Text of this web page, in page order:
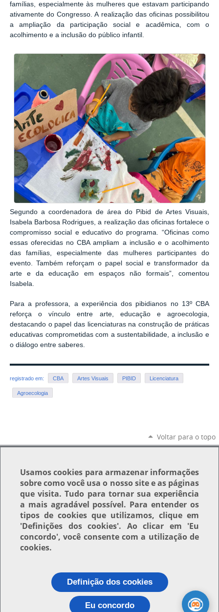
famílias, especialmente às mulheres que estavam participando
ativamente do Congresso. A realização das oficinas possibilitou
a ampliação da participação social e acadêmica, com o
acolhimento e a inclusão do público infantil.
Segundo a coordenadora de área do Pibid de Artes Visuais,
Isabela Barbosa Rodrigues, a realização das oficinas fortalece o
compromisso social e educativo do programa. “Oficinas como
essas oferecidas no CBA ampliam a inclusão e o acolhimento
das famílias, especialmente das mulheres participantes do
evento. Também reforçam o papel social e transformador da
arte e da educação em espaços não formais”, comentou
Isabela.
Para a professora, a experiência dos pibidianos no 13º CBA
reforça o vínculo entre arte, educação e agroecologia,
destacando o papel das licenciaturas na construção de práticas
educativas comprometidas com a sustentabilidade, a inclusão e
o diálogo entre saberes.
registrado em: CBA Artes Visuais PIBID Licenciatura
Agroecologia
Voltar para o topo
Usamoscookies para armazenar informações
sobre como você usa o nosso site e as páginas
que visita. Tudo para tornar sua experiência
a mais agradável possível. Para entender os
tipos de cookies que utilizamos, clique em
'Definições dos cookies'. Ao clicar em 'Eu
concordo', você consente com a utilização de
cookies.